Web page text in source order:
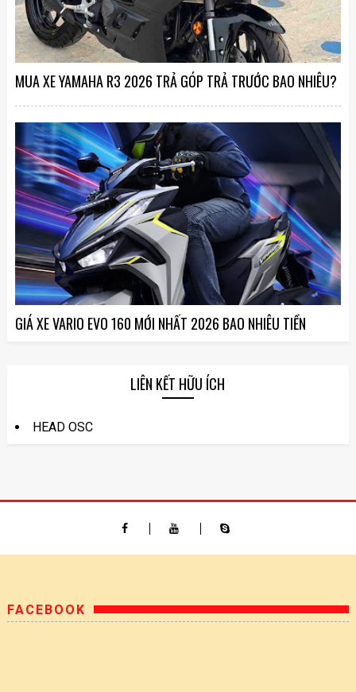
MUA XE YAMAHA R3 2026 TRẢ GÓP TRẢ TRƯỚC BAO NHIÊU?
GIÁ XE VARIO EVO 160 MỚI NHẤT 2026 BAO NHIÊU TIỀN
LIÊN KẾT HỮU ÍCH
HEAD OSC
FACEBOOK